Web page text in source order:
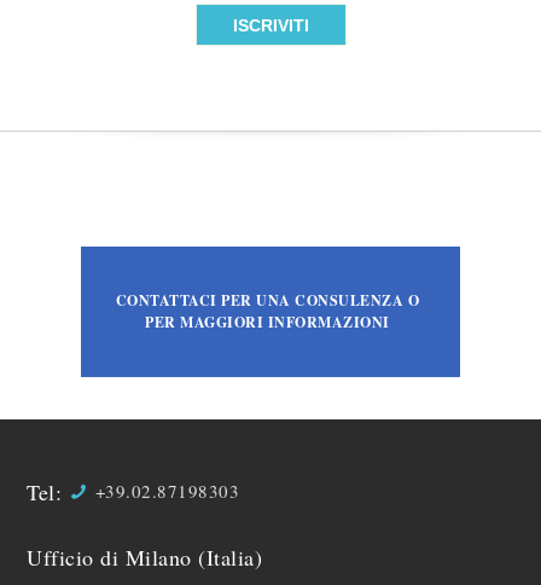
CONTATTACI PER UNA CONSULENZA O
PER MAGGIORI INFORMAZIONI
Tel: +39.02.87198303
Ufficio di Milano (Italia)